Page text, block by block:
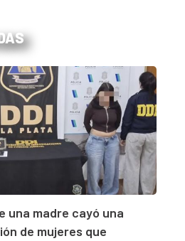
una madre cayó una
de mujeres que